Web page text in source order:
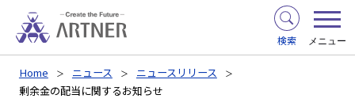
検索 メニュー
Home ニュース
ニュースリリース
剰余金の配当に関するお知らせ